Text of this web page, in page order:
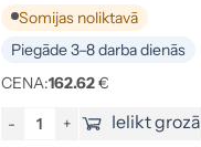
Somijas noliktavā
Piegāde 3–8 darba dienās
CENA:162.62€
- + Ielikt grozā